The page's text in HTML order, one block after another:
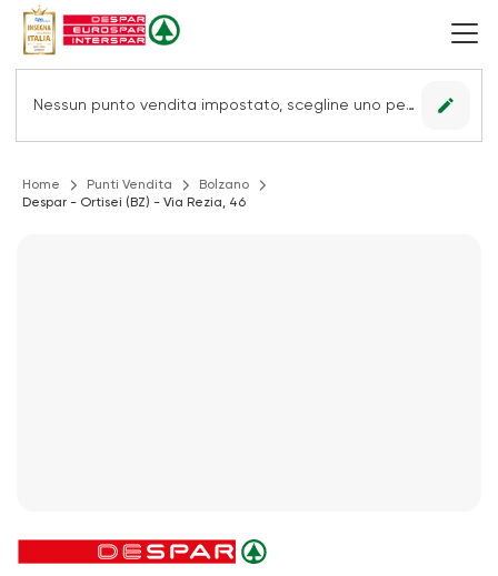
Nessun punto vendita impostato, scegline uno per vedere le offerte. edit
Home Punti Vendita
Bolzano
Despar - Ortisei (BZ) - Via Rezia, 46